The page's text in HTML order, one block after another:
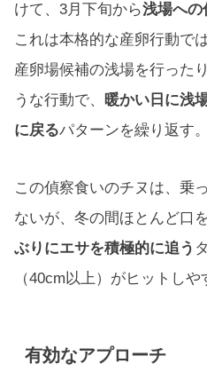
けて、3月下旬から浅場への
これは本格的な産卵行動で
産卵場候補の浅場を行った
うな行動で、 暖かい日に浅
に戻るパターンを繰り返す。
この偵察食いのチヌは、乗
ないが、冬の間ほとんど口
ぶりにエサを積極的に追う
（40cm以上）がヒットしや
有効なアプローチ